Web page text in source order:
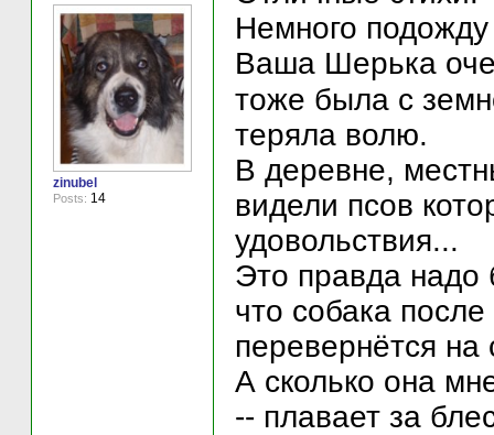
zinubel
Posts: 14
Немного подожду
Ваша Шерька
тоже была с
теряла волю.
В деревне,
видели псов
удовольствия...
Это правда
что собака
перевернётся на
А сколько она
-- плавает за